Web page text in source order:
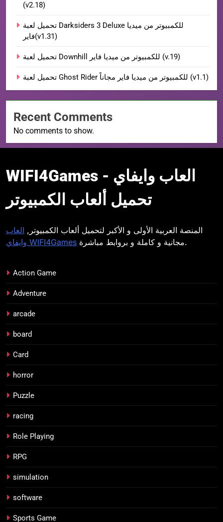
(v2.18)
تحميل لعبة Darksiders 3 Deluxe للكمبيوتر من ميديا
فاير(v1.31)
تحميل لعبة Downhill للكمبيوتر من ميديا فاير (v.19)
تحميل لعبة Ghost Rider للكمبيوتر من ميديا فاير مجاناً (v1.1)
Recent Comments
No comments to show.
WIFI4Games العاب
وايفايWIFI4Games العاب وايفاي -
تحميل ألعاب الكمبيوتر
المنصة العربية الأولى و الأكبر لتحميل ألعاب الكمبيوتر, العاب
وايفاي WIFI4Games
مجانية و كاملة و بروابط مباشرة.
Action Game
Adventure
arcade
board
Card
horror
Puzzle
racing
Role Playing
RPG
simulation
software
Sports Game